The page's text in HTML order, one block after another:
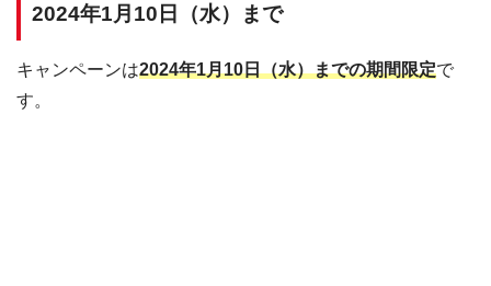
2024年1月10日（水）まで
キャンペーンは2024年1月10日（水）までの期間限定で
す。